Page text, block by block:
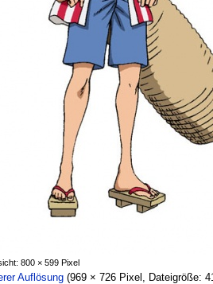
800 × 599 Pixel
Auflösung (969 × 726 Pixel, Dateigröße: